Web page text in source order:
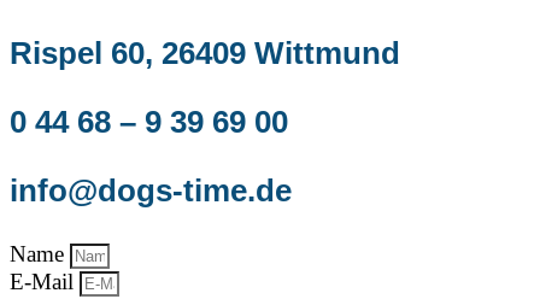
Rispel 60, 26409 Wittmund
0 44 68 – 9 39 69 00
info@dogs-time.de
Name
E-Mail